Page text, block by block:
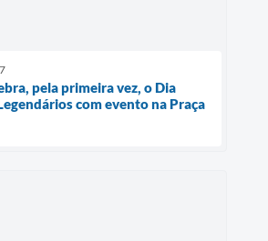
pela primeira vez, o Dia
com evento na Praça